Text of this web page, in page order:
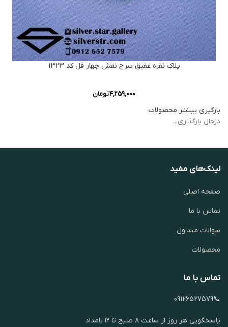
پلاک نقره عقیق سرخ نقش چهار قل کد 1323
4,259,000تومان
بارگیری بیشتر محصولات
درحال بارگذاری...
لینک‌های مفید
صفحه اصلی
تماس با ما
سوالات متداول
محصولات
تماس با ما
📞09126527579
پاسخگویی هر روز از ساعت ۸ صبح تا ۱۲ بامداد